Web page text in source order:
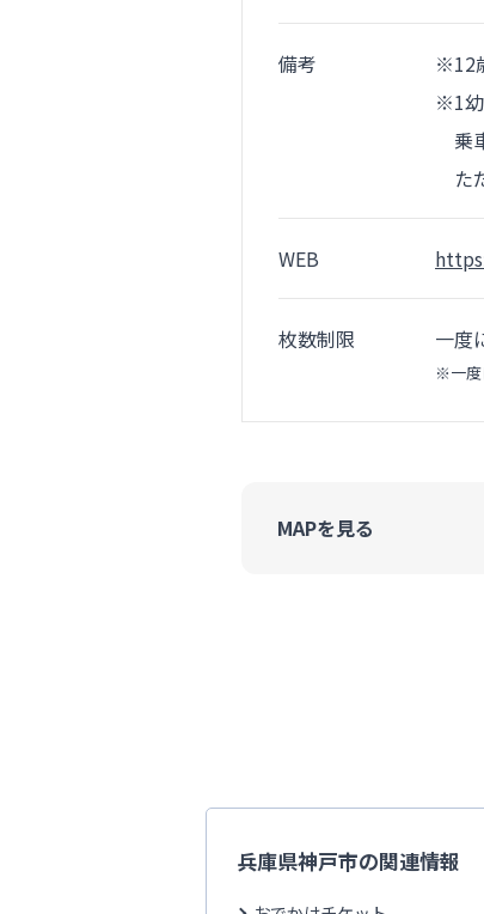
備考
※12
※1幼
乗
た
WEB
枚数制限 一度
※一度
MAPを見る
兵庫県神戸市の関連情報